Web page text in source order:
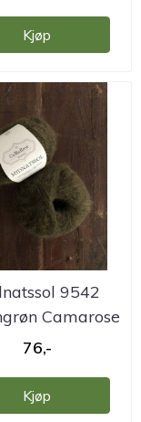
Kjøp
9542
Camarose
76,-
Kjøp